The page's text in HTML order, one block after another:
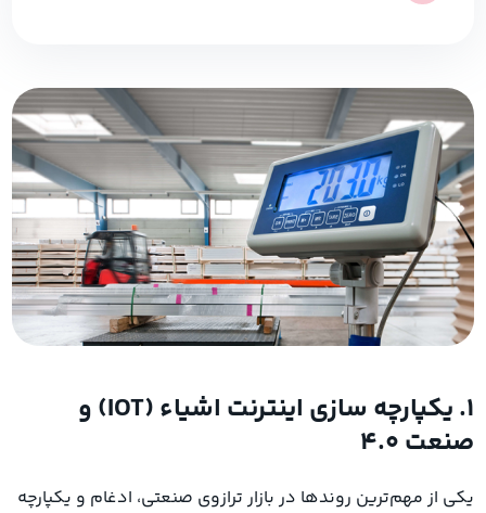
1. یکپارچه سازی اینترنت اشیاء (IOT) و
صنعت 4.0
یکی از مهم‌ترین روندها در بازار ترازوی صنعتی، ادغام و یکپارچه